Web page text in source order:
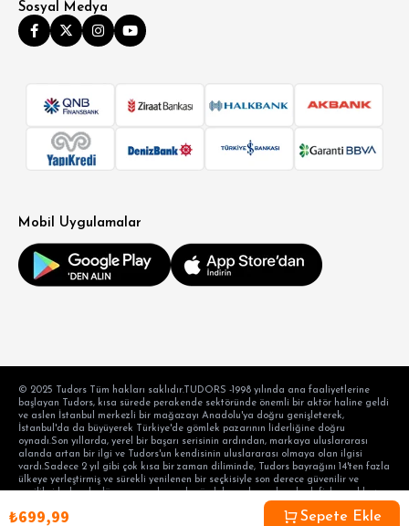
Sosyal Medya
Mobil Uygulamalar
© 2025 Tudors Tüm hakları saklıdır.TUDORS -1998 yılında ana faaliyetlerine
başlayan Tudors, kısa sürede perakende sektöründe önemli bir aktör haline geldi
ve aslen İstanbul merkezli bir mağazayı Anadolu'ya doğru genişleterek,
İstanbul'da da büyüyerek Türkiye'de gömlek pazarının liderliğine doğru
oynadı.Son yıllarda, yerel bir başarı serisinin ardından, markaya uluslararası
alanda artan bir ilgi ve Tudors'un kendisinin uluslararası olmaya olan ilgisi
vardı.Sadece 2 yıl gibi çok kısa bir zaman diliminde, Tudors bayrağını 14'ten fazla
ülkeye yerleştirmiş ve sürekli yenilenen bir seçkisiyle son derece güvenilir ve
yenilikçi kalarak, dünyanın en başarılı gömlek markası olma hedefiyle aralıksız
devam etmektedir. hedef tüketicinin taleplerini karşılama alışkanlığı ve modern
bir perakende anlayışı. Ayaydın Tekstil Turizm Sanayi Anonim Şirketi
₺699,99